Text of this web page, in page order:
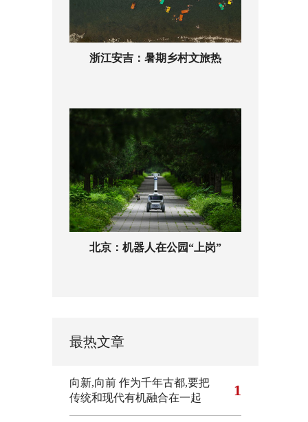
浙江安吉：暑期乡村文旅热
北京：机器人在公园“上岗”
最热文章
向新,向前 作为千年古都,要把
传统和现代有机融合在一起
1